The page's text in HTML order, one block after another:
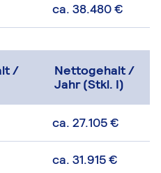
ca. 38.480 €
/
Nettogehalt /
Jahr (Stkl. I)
ca. 27.105 €
ca. 31.915 €